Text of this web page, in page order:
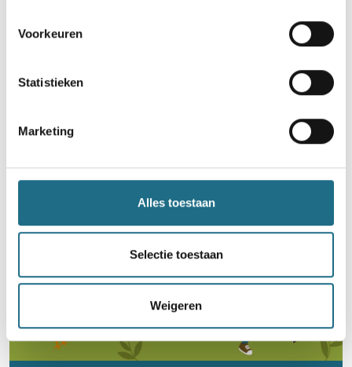
Voorkeuren
Statistieken
Marketing
Alles toestaan
Selectie toestaan
Weigeren
ballonvaart